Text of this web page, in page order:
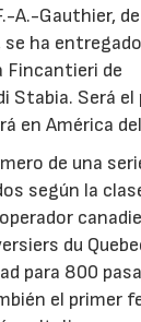
A.-Gauthier,
ha entregado
Fincantieri de
Stabia. Será
en América
de una
según la
du
para 800
el primer